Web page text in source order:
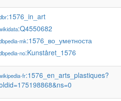
:1576_in_art
:Q4550682
mk:1576_во_уметноста
no:Kunståret_1576
fr:1576_en_arts_plastiques?